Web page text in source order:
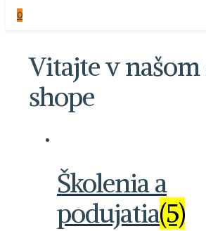
0
Vitajte v
shope
Školenia a
podujatia(5)